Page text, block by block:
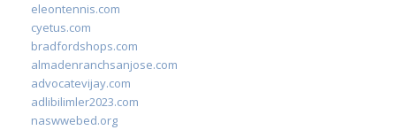
eleontennis.com
cyetus.com
bradfordshops.com
almadenranchsanjose.com
advocatevijay.com
adlibilimler2023.com
naswwebed.org